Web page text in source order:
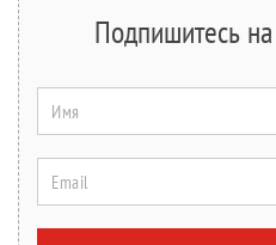
Подпишитесь
Имя
Email